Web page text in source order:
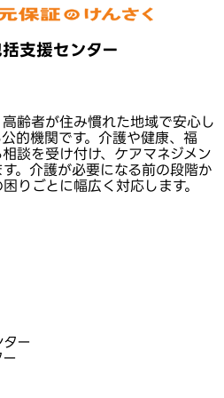
支援センター
齢者が住み慣れた地域で安心し
的機関です。介護や健康、福
談を受け付け、ケアマネジメン
。介護が必要になる前の段階か
りごとに幅広く対応します。
ー